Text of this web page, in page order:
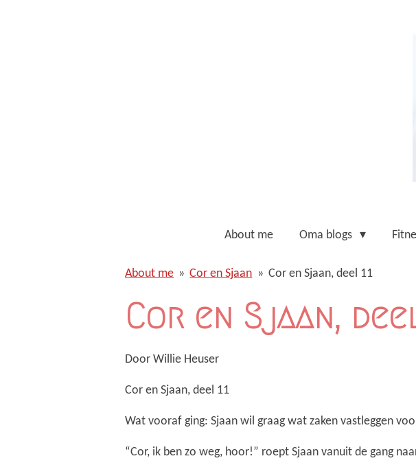
About me Oma blogs
About me » Cor en Sjaan » Cor en Sjaan, deel 11
Cor en Sjaan, deel
Door Willie Heuser
Cor en Sjaan, deel 11
Wat vooraf ging: Sjaan wil graag wat zaken vastleggen
“Cor, ik ben zo weg, hoor!” roept Sjaan vanuit de gang